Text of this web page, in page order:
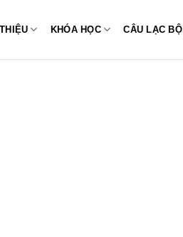
KHÓA HỌC CÂU LẠC BỘ